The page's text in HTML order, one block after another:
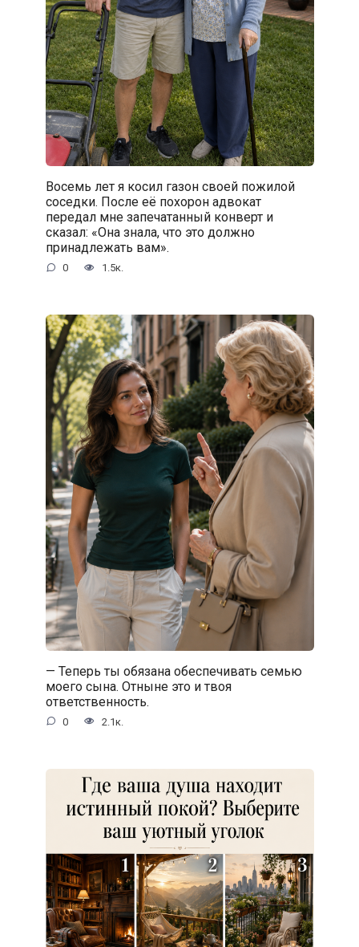
Восемь лет я косил газон своей пожилой
соседки. После её похорон адвокат
передал мне запечатанный конверт и
сказал: «Она знала, что это должно
принадлежать вам».
0 1.5к.
— Теперь ты обязана обеспечивать семью
моего сына. Отныне это и твоя
ответственность.
0 2.1к.